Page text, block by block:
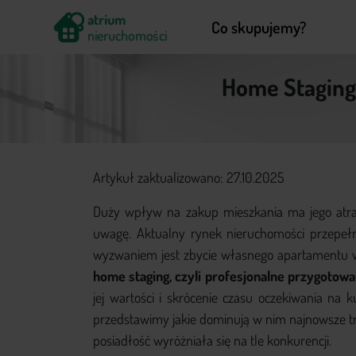
Jak działamy?
Częste pytania
Poradnik
Kontakt
atrium
nieruchomości Co skupujemy?
Home
Artykuł zaktualizowano: 27.10.2025
Duży wpływ na zakup mieszkania ma jego
uwagę. Aktualny rynek nieruchomości
wyzwaniem jest zbycie własnego
home staging, czyli profesjonalne
jej wartości i skrócenie czasu oczekiwania
przedstawimy jakie dominują w nim najnowsze
posiadłość wyróżniała się na tle konkurencji.